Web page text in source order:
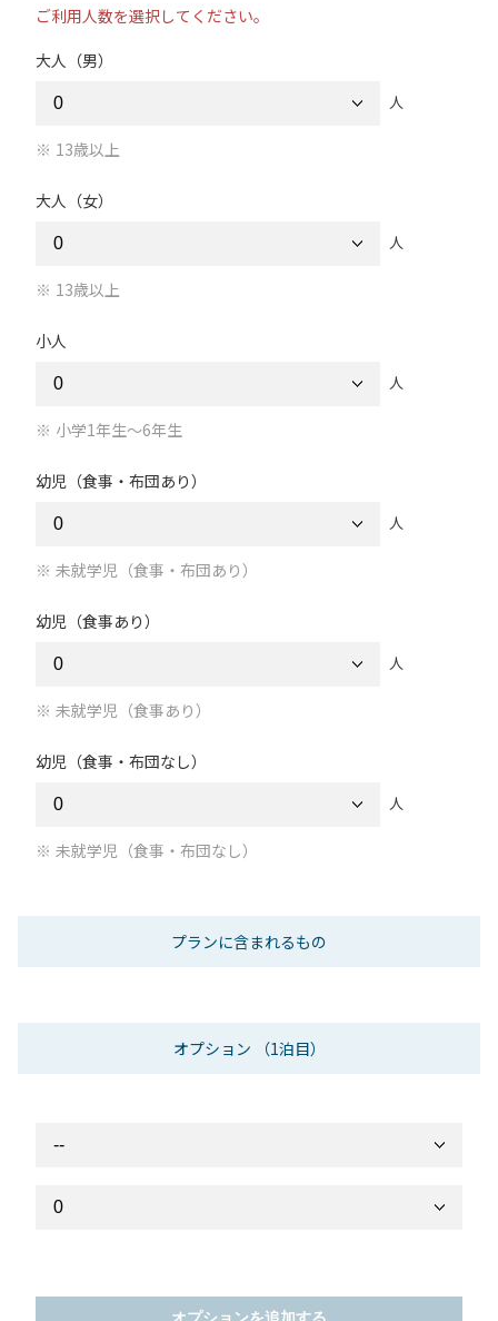
ご利用人数を選択してください。
大人（男）
人
13歳以上
大人（女）
人
13歳以上
小人
人
小学1年生～6年生
幼児（食事・布団あり）
人
未就学児（食事・布団あり）
幼児（食事あり）
人
未就学児（食事あり）
幼児（食事・布団なし）
人
未就学児（食事・布団なし）
プランに含まれるもの
オプション （1泊目）